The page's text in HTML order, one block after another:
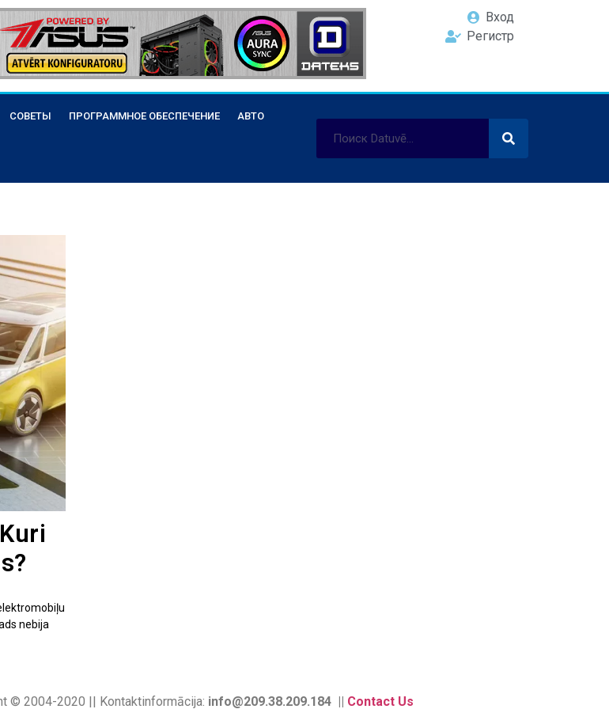
Вход
Регистр
СОВЕТЫ ПРОГРАММНОЕ ОБЕСПЕЧЕНИЕ АВТО
nebija
© 2004-2020 || Kontaktinformācija: info@209.38.209.184 || Contact Us